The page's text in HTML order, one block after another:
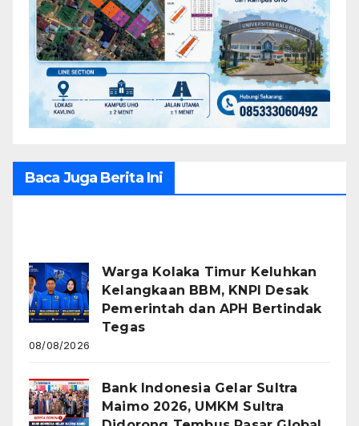
Baca Juga Berita Ini
Warga Kolaka Timur Keluhkan
Kelangkaan BBM, KNPI Desak
Pemerintah dan APH Bertindak
Tegas
08/08/2026
Bank Indonesia Gelar Sultra
Maimo 2026, UMKM Sultra